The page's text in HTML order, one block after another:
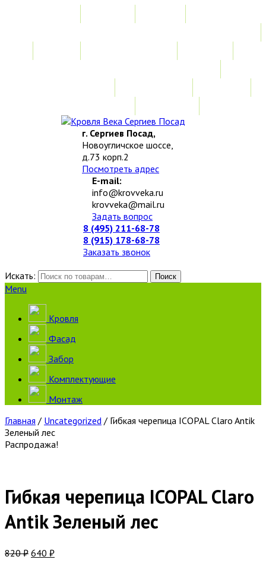
г. Сергиев Посад,
Новоугличское шоссе,
д.73 корп.2
Посмотреть адрес
E-mail:
info@krovveka.ru
krovveka@mail.ru
Задать вопрос
8 (495) 211-68-78
8 (915) 178-68-78
Заказать звонок
Искать:
Поиск
Menu
Кровля
Фасад
Забор
Комплектующие
Монтаж
Главная / Uncategorized / Гибкая черепица ICOPAL Claro Antik
Зеленый лес
Распродажа!
Гибкая черепица ICOPAL Claro
Antik Зеленый лес
820₽ 640 ₽